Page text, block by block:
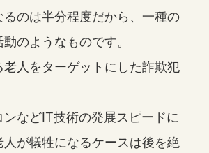
のは半分程度だから、一種の
のようなものです。
人をターゲットにした詐欺犯
ンなどIT技術の発展スピードに
が犠牲になるケースは後を絶